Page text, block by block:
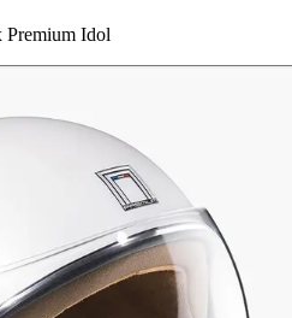
Premium Idol